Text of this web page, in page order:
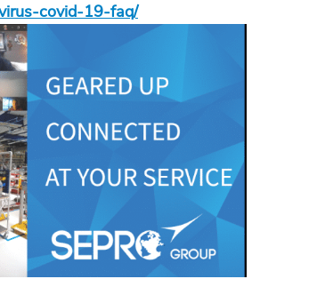
covid-19-faq/